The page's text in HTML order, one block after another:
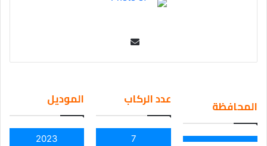
ail
المحافظة عدد الركاب
7
الموديل
2023